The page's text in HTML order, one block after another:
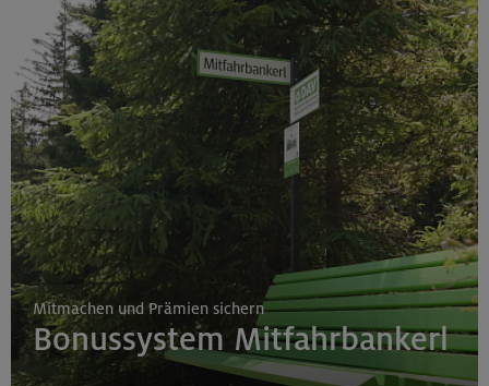
Mitmachen und Prämien sichern
Bonussystem Mitfahrbankerl